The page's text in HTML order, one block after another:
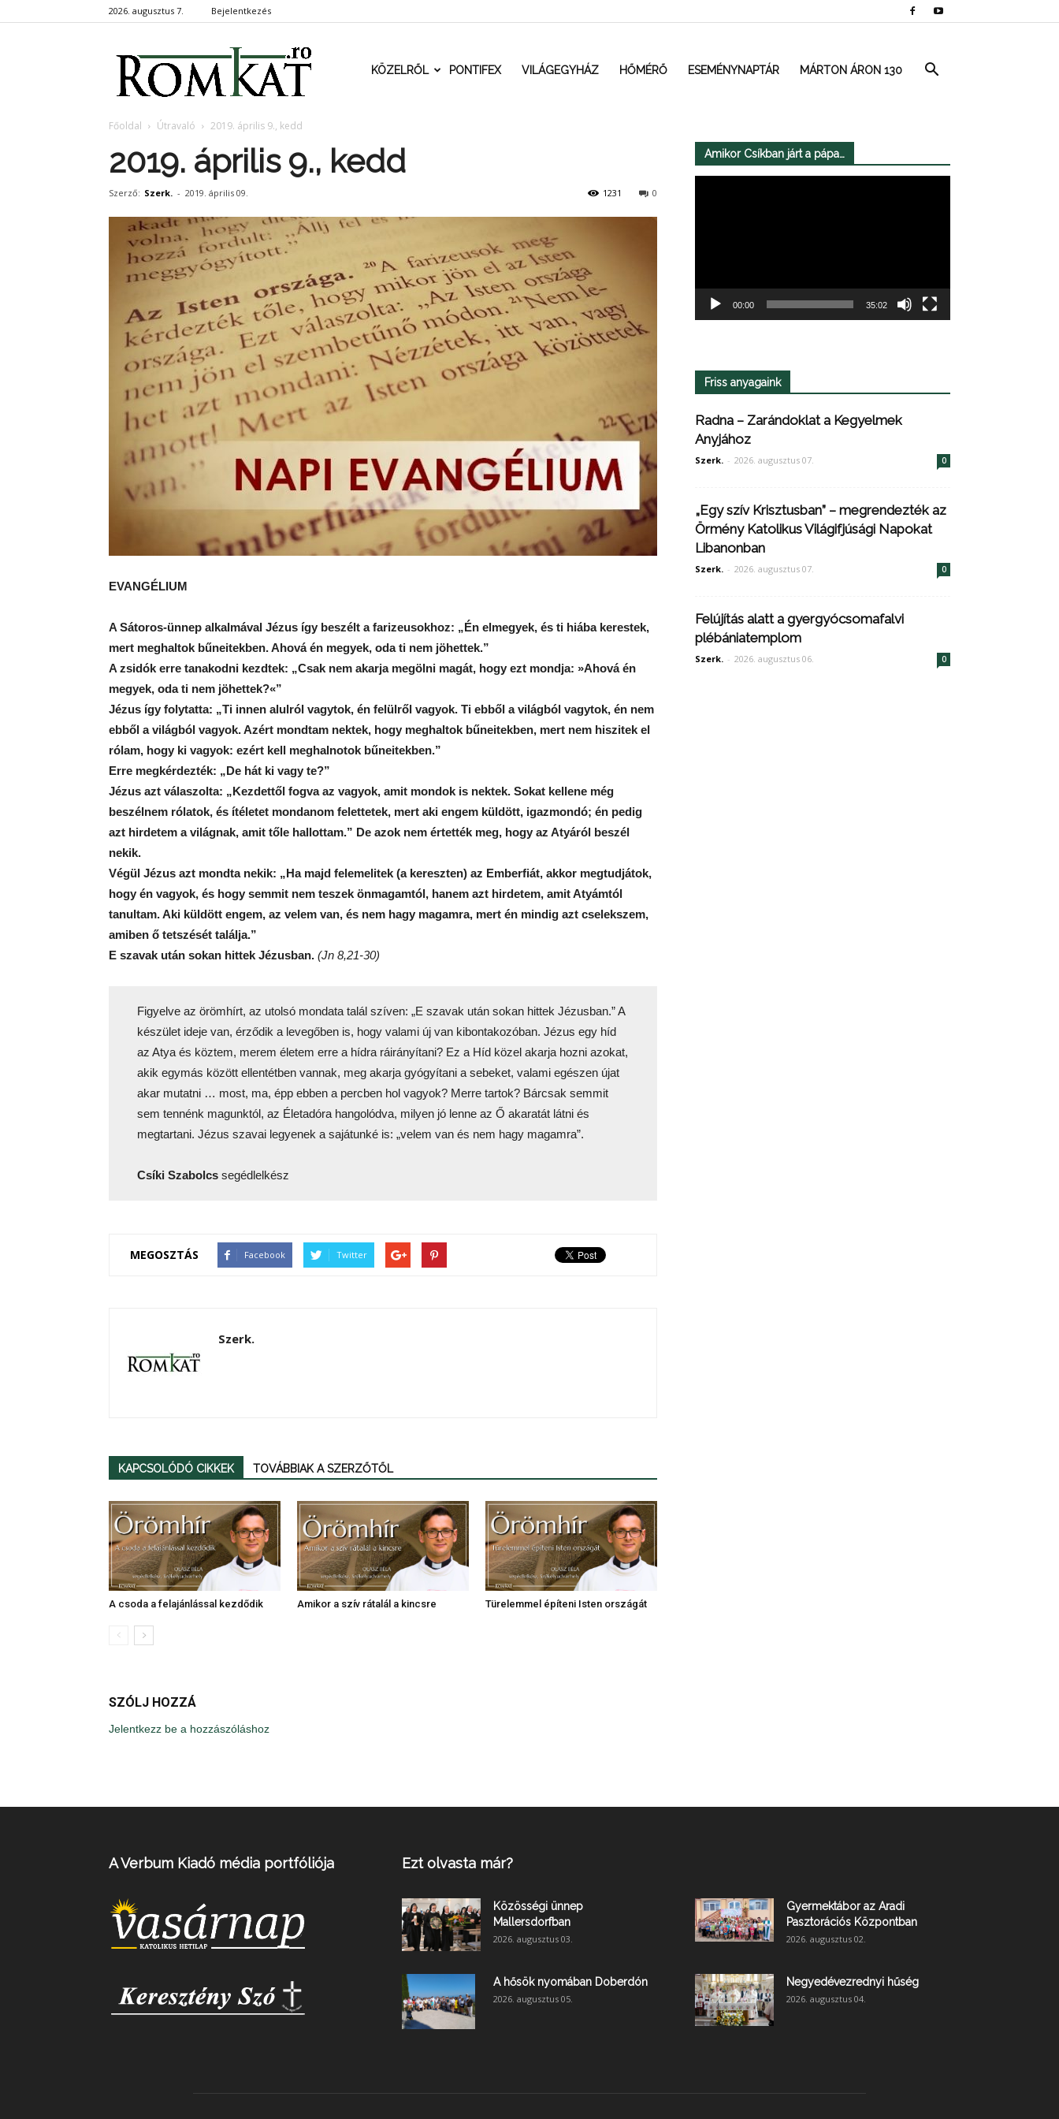
2026. augusztus 7. Bejelentkezés
RomKat.roKÖZELRŐL PONTIFEX VILÁGEGYHÁZ HŐMÉRŐ ESEMÉNYNAPTÁR MÁRTON ÁRON 130
Főoldal Útravaló 2019. április 9., kedd
2019. április 9., kedd
Szerző: Szerk. - 2019. április 09. 0
1231
EVANGÉLIUM
A Sátoros-ünnep alkalmával Jézus így beszélt a farizeusokhoz: „Én elmegyek, és ti hiába kerestek,
mert meghaltok bűneitekben. Ahová én megyek, oda ti nem jöhettek.”
A zsidók erre tanakodni kezdtek: „Csak nem akarja megölni magát, hogy ezt mondja: »Ahová én
megyek, oda ti nem jöhettek?«”
Jézus így folytatta: „Ti innen alulról vagytok, én felülről vagyok. Ti ebből a világból vagytok, én nem
ebből a világból vagyok. Azért mondtam nektek, hogy meghaltok bűneitekben, mert nem hiszitek el
rólam, hogy ki vagyok: ezért kell meghalnotok bűneitekben.”
Erre megkérdezték: „De hát ki vagy te?”
Jézus azt válaszolta: „Kezdettől fogva az vagyok, amit mondok is nektek. Sokat kellene még
beszélnem rólatok, és ítéletet mondanom felettetek, mert aki engem küldött, igazmondó; én pedig
azt hirdetem a világnak, amit tőle hallottam.” De azok nem értették meg, hogy az Atyáról beszél
nekik.
Végül Jézus azt mondta nekik: „Ha majd felemelitek (a kereszten) az Emberfiát, akkor megtudjátok,
hogy én vagyok, és hogy semmit nem teszek önmagamtól, hanem azt hirdetem, amit Atyámtól
tanultam. Aki küldött engem, az velem van, és nem hagy magamra, mert én mindig azt cselekszem,
amiben ő tetszését találja.”
E szavak után sokan hittek Jézusban. (Jn 8,21-30)
Figyelve az örömhírt, az utolsó mondata talál szíven: „E szavak után sokan hittek Jézusban.” A
készület ideje van, érződik a levegőben is, hogy valami új van kibontakozóban. Jézus egy híd
az Atya és köztem, merem életem erre a hídra ráirányítani? Ez a Híd közel akarja hozni azokat,
akik egymás között ellentétben vannak, meg akarja gyógyítani a sebeket, valami egészen újat
akar mutatni … most, ma, épp ebben a percben hol vagyok? Merre tartok? Bárcsak semmit
sem tennénk magunktól, az Életadóra hangolódva, milyen jó lenne az Ő akaratát látni és
megtartani. Jézus szavai legyenek a sajátunké is: „velem van és nem hagy magamra”.
Csíki Szabolcssegédlelkész
MEGOSZTÁS Facebook Twitter
Szerk.
KAPCSOLÓDÓ CIKKEK TOVÁBBIAK A SZERZŐTŐL
A csoda a felajánlással kezdődik Amikor a szív rátalál a kincsre Türelemmel építeni Isten országát
SZÓLJ HOZZÁ
Jelentkezz be a hozzászóláshoz
Amikor Csíkban járt a pápa…
00:00 35:02
Friss anyagaink
Radna – Zarándoklat a Kegyelmek
Anyjához
Szerk. - 2026. augusztus 07. 0
„Egy szív Krisztusban” – megrendezték az
Örmény Katolikus Világifjúsági Napokat
Libanonban
Szerk. - 2026. augusztus 07. 0
Felújítás alatt a gyergyócsomafalvi
plébániatemplom
Szerk. - 2026. augusztus 06. 0
A Verbum Kiadó média portfóliója Ezt olvasta már?
Közösségi ünnep
Mallersdorfban
2026. augusztus 03.
Gyermektábor az Aradi
Pasztorációs Központban
2026. augusztus 02.
A hősök nyomában Doberdón
2026. augusztus 05.
Negyedévezrednyi hűség
2026. augusztus 04.